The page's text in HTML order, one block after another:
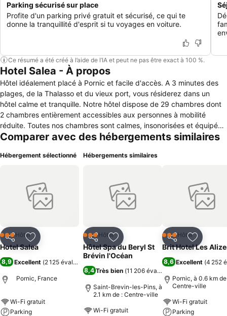
Parking sécurisé sur place
Profite d'un parking privé gratuit et sécurisé, ce qui te
donne la tranquillité d'esprit si tu voyages en voiture.
Ce résumé a été créé à l’aide de l’IA et peut ne pas être exact à 100 %.
Hotel Salea - À propos
Hôtel idéalement placé à Pornic et facile d'accès. A 3 minutes des
plages, de la Thalasso et du vieux port, vous résiderez dans un
hôtel calme et tranquille. Notre hôtel dispose de 29 chambres dont
2 chambres entièrement accessibles aux personnes à mobilité
réduite. Toutes nos chambres sont calmes, insonorisées et équipées
de salle de bain tout confort avec douche, lavabo et toilettes. Volets
gratuit. Le petit déjeuner vous est proposé sous forme de buffet,
compagnie ne sont pas admis dans notre établissement. L'hôtel
Saléa est l'hébergement idéal pour découvrir Pornic, station de
charme très appréciée. Riche par ses multiples horizons et son
pêcheries, vous offrirons les plus belles randonnées de la côte de
Jade. Côté nature et verdure, vous pourrez profiter pleinement
d'une promenade apaisante au cœur du jardin botanique de la ria.
Comparer avec des hébergements similaires
Hébergement sélectionné
PartagerAjouter à mes favoris
3 ÉtoilesHôtel
Hotel Salea
8,9 Excellent (2 125 évaluations
Pornic, France
Wi-Fi gratuit
Parking
Hébergements similaires
PartagerAjouter à mes favoris
3 ÉtoilesHôtel
Hôtel Spa du Beryl St
Brévin l'Océan
8,4Très bien (11 206 évaluations
Saint-Brevin-les-Pins, à
2.1 km de : Centre-ville
Wi-Fi gratuit
PartagerAjouter
3 ÉtoilesHôtel
Brit Hotel Les
8,6 Excellent (4 252
Pornic, à 0.6 km
Centre-ville
Wi-Fi gratuit
Parking